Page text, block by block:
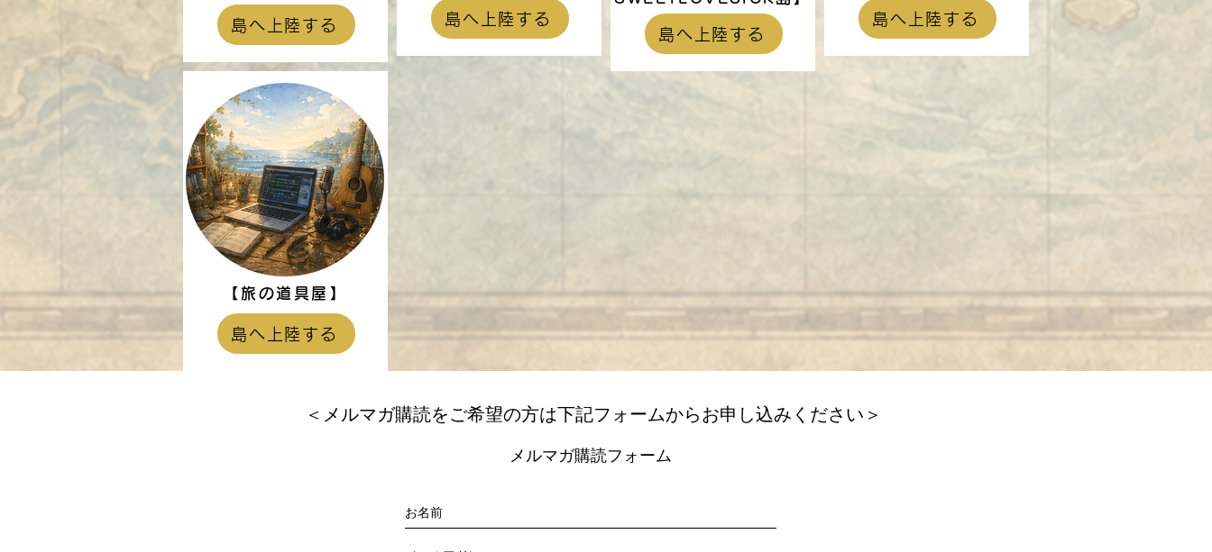
島へ上陸する
【旅の道具屋】
島へ上陸する
島へ上陸する
島へ上陸する
島へ上陸する
＜メルマガ購読をご希望の方は下記フォームからお申し込みください＞
メルマガ購読フォーム